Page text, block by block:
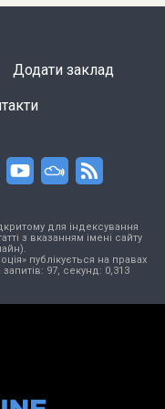
Додати заклад
для індексування
з вказанням імені сайту
публікується на правах
| запитів: 97, секунд: 0,313